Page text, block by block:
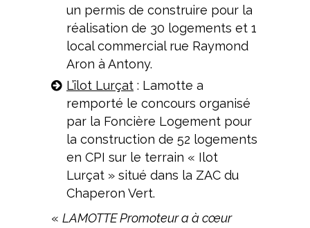
un permis de construire pour la
réalisation de 30 logements et 1
local commercial rue Raymond
Aron à Antony.
L’îlot Lurçat : Lamotte a
remporté le concours organisé
par la Foncière Logement pour
la construction de 52 logements
en CPI sur le terrain « Ilot
Lurçat » situé dans la ZAC du
Chaperon Vert.
« LAMOTTE Promoteur a à cœur